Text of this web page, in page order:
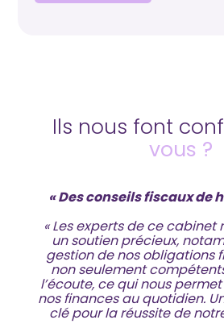
Ils nous font
vous ?
« Des conseils fiscaux de
« Les experts de ce
un soutien précieux,
gestion de nos obligations
non seulement
l’écoute, ce qui nous
nos finances au quotidien.
clé pour la réussite de